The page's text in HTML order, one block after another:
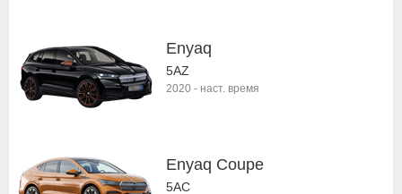
Enyaq
5AZ
2020 - наст. время
Enyaq Coupe
5AC